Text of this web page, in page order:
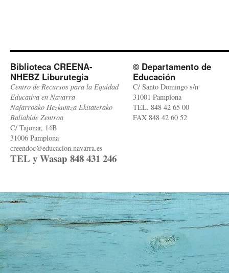
Biblioteca CREENA-
NHEBZ Liburutegia
Centro de Recursos para la Equidad
Educativa en Navarra
Nafarroako Hezkuntza Ekitaterako
Baliabide Zentroa
C/ Tajonar, 14B
31006 Pamplona
creendoc@educacion.navarra.es
TEL y Wasap 848 431 246
© Departamento de
Educación
C/ Santo Domingo s/n
31001 Pamplona
TEL. 848 42 65 00
FAX 848 42 60 52